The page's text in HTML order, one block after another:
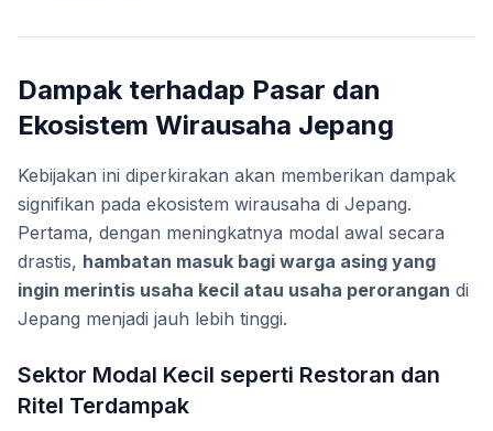
Dampak terhadap Pasar dan
Ekosistem Wirausaha Jepang
Kebijakan ini diperkirakan akan memberikan dampak
signifikan pada ekosistem wirausaha di Jepang.
Pertama, dengan meningkatnya modal awal secara
drastis, hambatan masuk bagi warga asing yang
ingin merintis usaha kecil atau usaha perorangan di
Jepang menjadi jauh lebih tinggi.
Sektor Modal Kecil seperti Restoran dan
Ritel Terdampak